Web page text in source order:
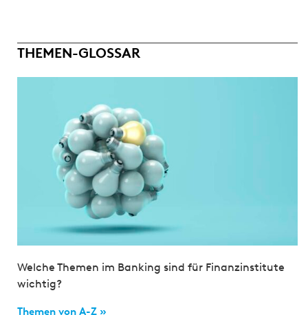
THEMEN-GLOSSAR
Welche Themen im Banking sind für Finanzinstitute
wichtig?
Themen von A-Z »